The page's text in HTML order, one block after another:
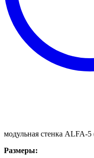
модульная стенка
Размеры: